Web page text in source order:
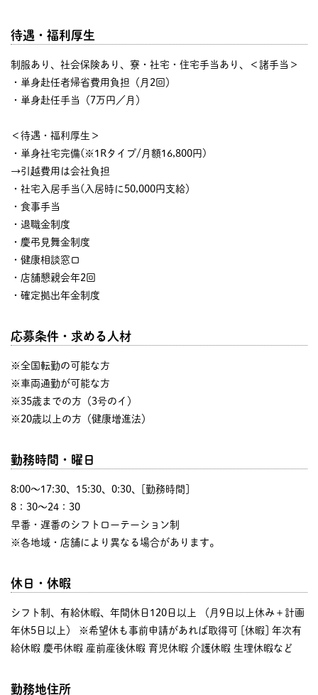
待遇・福利厚生
制服あり、社会保険あり、寮・社宅・住宅手当あり、＜諸手当＞
・単身赴任者帰省費用負担（月2回）
・単身赴任手当（7万円／月）
＜待遇・福利厚生＞
・単身社宅完備(※1Rタイプ/月額16,800円)
→引越費用は会社負担
・社宅入居手当(入居時に50,000円支給）
・食事手当
・退職金制度
・慶弔見舞金制度
・健康相談窓口
・店舗懇親会年2回
・確定拠出年金制度
応募条件・求める人材
※全国転勤の可能な方
※車両通勤が可能な方
※35歳までの方（3号のイ）
※20歳以上の方（健康増進法）
勤務時間・曜日
8:00〜17:30、15:30、0:30、[勤務時間]
8：30～24：30
早番・遅番のシフトローテーション制
※各地域・店舗により異なる場合があります。
休日・休暇
シフト制、有給休暇、年間休日120日以上 （月9日以上休み＋計画
年休5日以上） ※希望休も事前申請があれば取得可 [休暇] 年次有
給休暇 慶弔休暇 産前産後休暇 育児休暇 介護休暇 生理休暇など
勤務地住所